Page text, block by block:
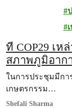
ที่ COP29 เห
สภาพภูมิอาก
ในการประชุมมีกา
เกษตรกรรม…
Shefali Sharma